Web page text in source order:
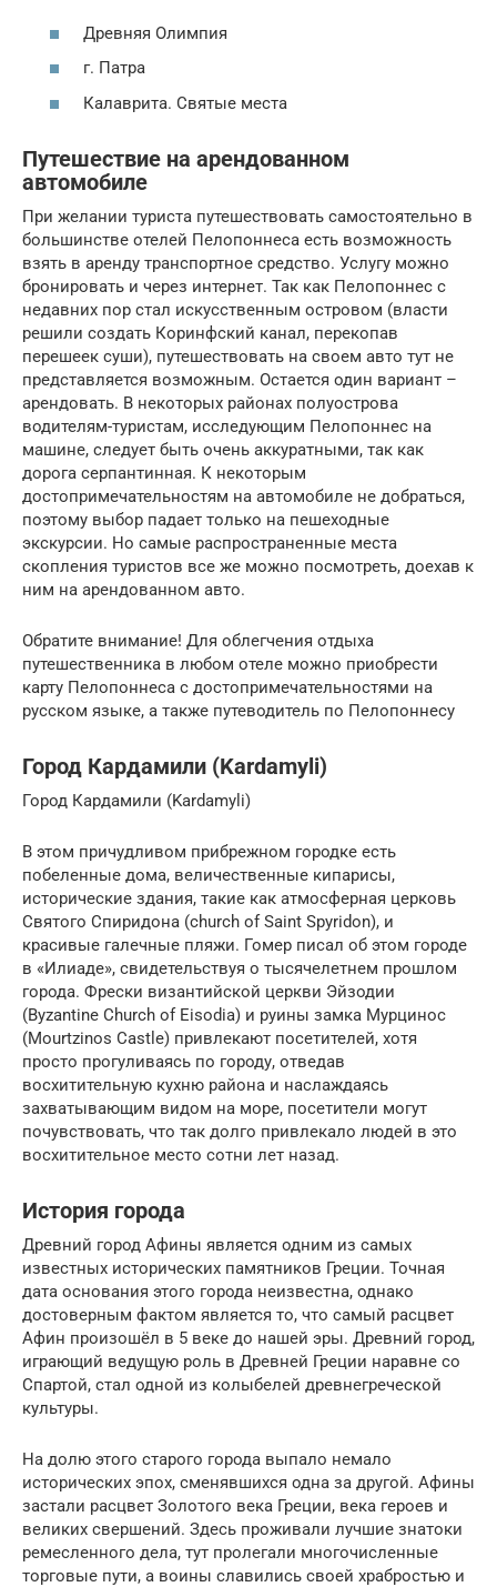
Древняя Олимпия
г. Патра
Калаврита. Святые места
Путешествие на арендованном
автомобиле
При желании туриста путешествовать самостоятельно в
большинстве отелей Пелопоннеса есть возможность
взять в аренду транспортное средство. Услугу можно
бронировать и через интернет. Так как Пелопоннес с
недавних пор стал искусственным островом (власти
решили создать Коринфский канал, перекопав
перешеек суши), путешествовать на своем авто тут не
представляется возможным. Остается один вариант –
арендовать. В некоторых районах полуострова
водителям-туристам, исследующим Пелопоннес на
машине, следует быть очень аккуратными, так как
дорога серпантинная. К некоторым
достопримечательностям на автомобиле не добраться,
поэтому выбор падает только на пешеходные
экскурсии. Но самые распространенные места
скопления туристов все же можно посмотреть, доехав к
ним на арендованном авто.
Обратите внимание! Для облегчения отдыха
путешественника в любом отеле можно приобрести
карту Пелопоннеса с достопримечательностями на
русском языке, а также путеводитель по Пелопоннесу
Город Кардамили (Kardamyli)
Город Кардамили (Kardamyli)
В этом причудливом прибрежном городке есть
побеленные дома, величественные кипарисы,
исторические здания, такие как атмосферная церковь
Святого Спиридона (church of Saint Spyridon), и
красивые галечные пляжи. Гомер писал об этом городе
в «Илиаде», свидетельствуя о тысячелетнем прошлом
города. Фрески византийской церкви Эйзодии
(Byzantine Church of Eisodia) и руины замка Мурцинос
(Mourtzinos Castle) привлекают посетителей, хотя
просто прогуливаясь по городу, отведав
восхитительную кухню района и наслаждаясь
захватывающим видом на море, посетители могут
почувствовать, что так долго привлекало людей в это
восхитительное место сотни лет назад.
История города
Древний город Афины является одним из самых
известных исторических памятников Греции. Точная
дата основания этого города неизвестна, однако
достоверным фактом является то, что самый расцвет
Афин произошёл в 5 веке до нашей эры. Древний город,
играющий ведущую роль в Древней Греции наравне со
Спартой, стал одной из колыбелей древнегреческой
культуры.
На долю этого старого города выпало немало
исторических эпох, сменявшихся одна за другой. Афины
застали расцвет Золотого века Греции, века героев и
великих свершений. Здесь проживали лучшие знатоки
ремесленного дела, тут пролегали многочисленные
торговые пути, а воины славились своей храбростью и